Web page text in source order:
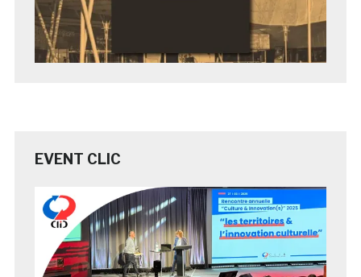
EVENT CLIC